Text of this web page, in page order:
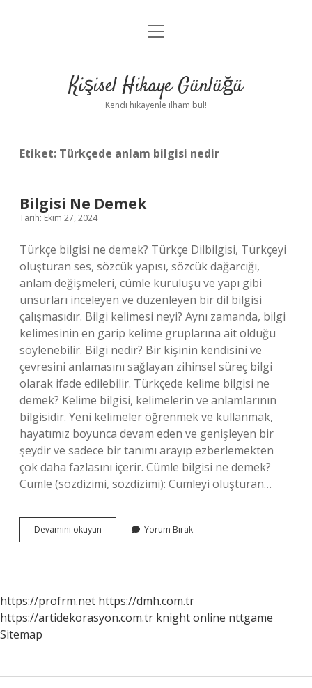
Anasayfa
Yasal Uyarı
menüyü
Kişisel Hikaye Günlüğü
Kendi hikayenle ilham bul!
Etiket: Türkçede anlam bilgisi nedir
Bilgisi Ne Demek
Tarih: Ekim 27, 2024
Türkçe bilgisi ne demek? Türkçe Dilbilgisi, Türkçeyi
oluşturan ses, sözcük yapısı, sözcük dağarcığı,
anlam değişmeleri, cümle kuruluşu ve yapı gibi
unsurları inceleyen ve düzenleyen bir dil bilgisi
çalışmasıdır. Bilgi kelimesi neyi? Aynı zamanda, bilgi
kelimesinin en garip kelime gruplarına ait olduğu
söylenebilir. Bilgi nedir? Bir kişinin kendisini ve
çevresini anlamasını sağlayan zihinsel süreç bilgi
olarak ifade edilebilir. Türkçede kelime bilgisi ne
demek? Kelime bilgisi, kelimelerin ve anlamlarının
bilgisidir. Yeni kelimeler öğrenmek ve kullanmak,
hayatımız boyunca devam eden ve genişleyen bir
şeydir ve sadece bir tanımı arayıp ezberlemekten
çok daha fazlasını içerir. Cümle bilgisi ne demek?
Cümle (sözdizimi, sözdizimi): Cümleyi oluşturan…
Devamını okuyun
Ne
Yorum Bırak
https://profrm.net https://dmh.com.tr
https://artidekorasyon.com.tr knight online nttgame
Sitemap